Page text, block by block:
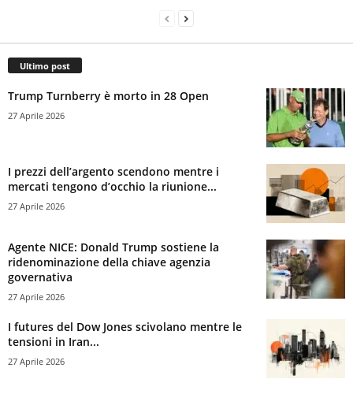
Ultimo post
Trump Turnberry è morto in 28 Open
27 Aprile 2026
I prezzi dell’argento scendono mentre i
mercati tengono d’occhio la riunione...
27 Aprile 2026
Agente NICE: Donald Trump sostiene la
ridenominazione della chiave agenzia
governativa
27 Aprile 2026
I futures del Dow Jones scivolano mentre le
tensioni in Iran...
27 Aprile 2026